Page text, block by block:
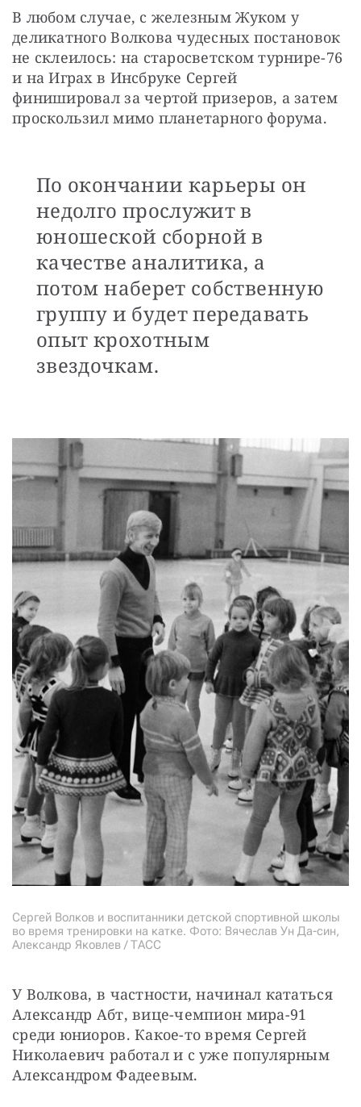
В любом случае, с железным Жуком у
деликатного Волкова чудесных постановок
не склеилось: на старосветском турнире-76
и на Играх в Инсбруке Сергей
финишировал за чертой призеров, а затем
проскользил мимо планетарного форума.
По окончании карьеры он
недолго прослужит в
юношеской сборной в
качестве аналитика, а
потом наберет собственную
группу и будет передавать
опыт крохотным
звездочкам.
Сергей Волков и воспитанники детской спортивной школы
во время тренировки на катке. Фото: Вячеслав Ун Да-син,
Александр Яковлев / ТАСС
У Волкова, в частности, начинал кататься
Александр Абт, вице-чемпион мира-91
среди юниоров. Какое-то время Сергей
Николаевич работал и с уже популярным
Александром Фадеевым.